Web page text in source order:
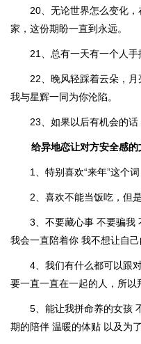
20、无论世界怎么变化
家，这份期盼一直到永远。
21、总有一天有一个人手
22、晚风轻踩着云朵，
我与星辉一同为你沦陷。
23、如果以后有机会的话
给异地恋让对方安全感的
1、特别喜欢“来年”这个
2、喜欢不能当饭吃，但
3、不要藏心事 不要骗我
我会一直陪着你 我不想让自己
4、我们有什么都可以跟
要一直一直在一起的人，所以
5、能让我拼命养的女孩
期的陪伴 温暖的体贴 以及为